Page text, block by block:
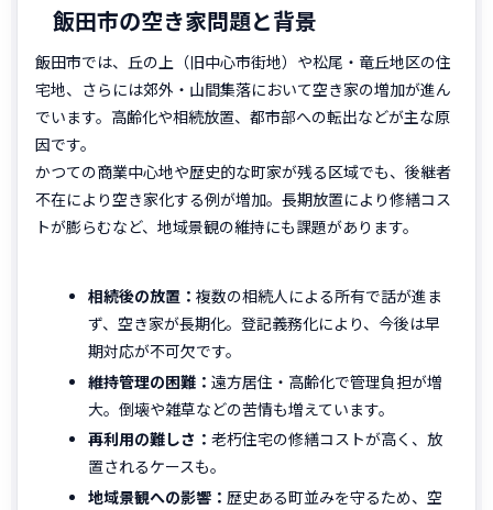
飯田市の空き家問題と背景
飯田市では、丘の上（旧中心市街地）や松尾・竜丘地区の住
宅地、さらには郊外・山間集落において空き家の増加が進ん
でいます。高齢化や相続放置、都市部への転出などが主な原
因です。
かつての商業中心地や歴史的な町家が残る区域でも、後継者
不在により空き家化する例が増加。長期放置により修繕コス
トが膨らむなど、地域景観の維持にも課題があります。
相続後の放置： 複数の相続人による所有で話が進ま
ず、空き家が長期化。登記義務化により、今後は早
期対応が不可欠です。
維持管理の困難： 遠方居住・高齢化で管理負担が増
大。倒壊や雑草などの苦情も増えています。
再利用の難しさ： 老朽住宅の修繕コストが高く、放
置されるケースも。
地域景観への影響： 歴史ある町並みを守るため、空